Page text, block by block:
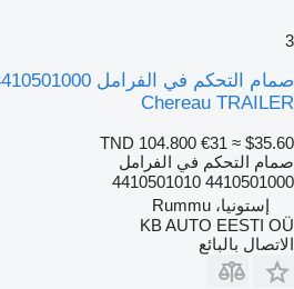
3
Chereau TRAILER
TND 104.800 €31 ≈ $35.60
صمام التحكم في الفرامل
4410501000 4410501010
إستونيا، Rummu
KB AUTO EESTI OÜ
الاتصال بالبائع